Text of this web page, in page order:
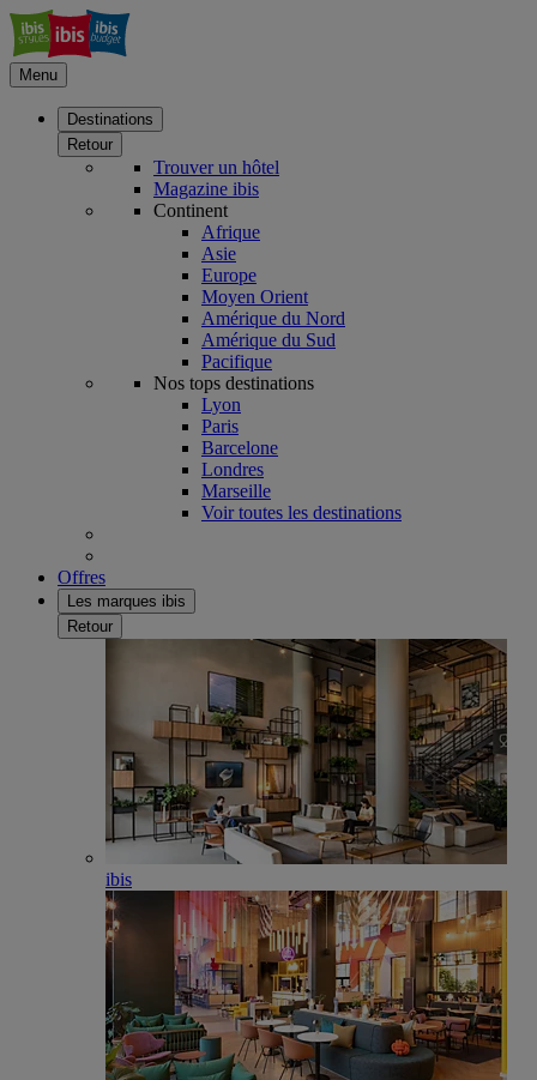
Menu
Destinations
Retour
Trouver un hôtel
Magazine ibis
Continent
Afrique
Asie
Europe
Moyen Orient
Amérique du Nord
Amérique du Sud
Pacifique
Nos tops destinations
Lyon
Paris
Barcelone
Londres
Marseille
Voir toutes les destinations
Offres
Les marques ibis
Retour
ibis